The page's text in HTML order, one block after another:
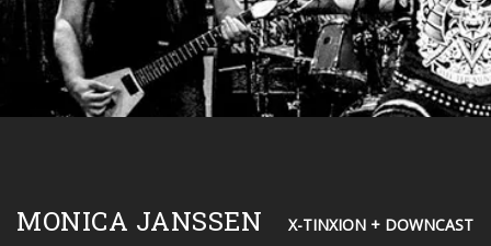
MONICA JANSSEN
X-TINXION + DOWNCAST